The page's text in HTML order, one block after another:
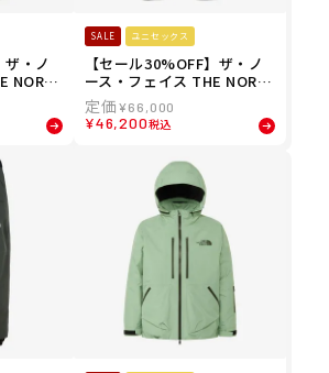
ザ・ノ
NORT
ボ ス
ンツ レ
ツ LAY
ユニ
SALE ユニセックス
【セール30%OFF】ザ・ノ
ース・フェイス THE NORT
H FACE スノボー スノボ ス
ノーボード ウェア パンツ レ
イバック ライド パンツ LAY
MG メンズ レディース ユニ
セックス 25-26
¥66,000
¥46,200税込